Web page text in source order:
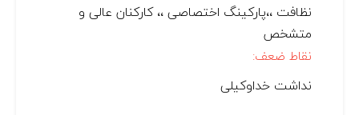
نظافت ،،پارکینگ اختصاصی ،، کارکنان عالی و
متشخص
نقاط ضعف:
نداشت خداوکیلی